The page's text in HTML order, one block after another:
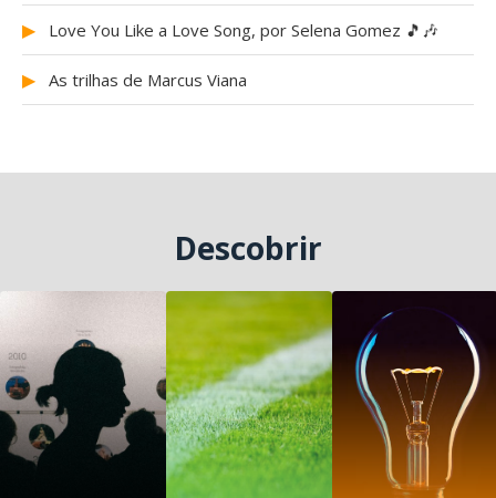
▶ Love You Like a Love Song, por Selena Gomez 🎵🎶
▶ As trilhas de Marcus Viana
Descobrir